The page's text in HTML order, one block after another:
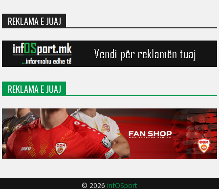
REKLAMA E JUAJ
REKLAMA E JUAJ
© 2026 infOSport